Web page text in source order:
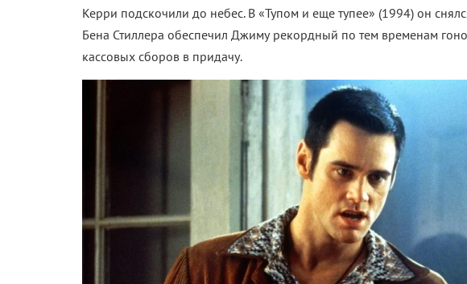
Керри подскочили до небес. В «Тупом и еще тупее» (1994) он
Бена Стиллера обеспечил Джиму рекордный по тем временам
кассовых сборов в придачу.